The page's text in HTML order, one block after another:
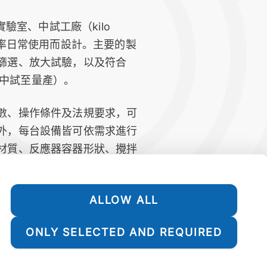
驗室、中試工廠（kilo
日常使用而設計。主要的製
選、放大試驗，以及符合
試至量產）。
、操作條件及法規要求，可
，每台設備皆可依需求進行
質、反應器容器形狀、攪拌
ALLOW ALL
ONLY SELECTED AND REQUIRED